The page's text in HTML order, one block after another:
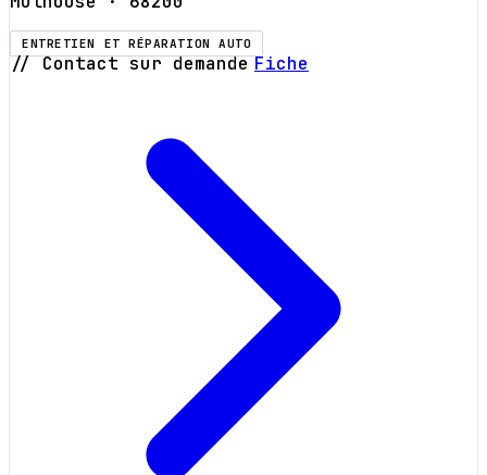
ENTRETIEN ET RÉPARATION AUTO
// Contact sur demande Fiche